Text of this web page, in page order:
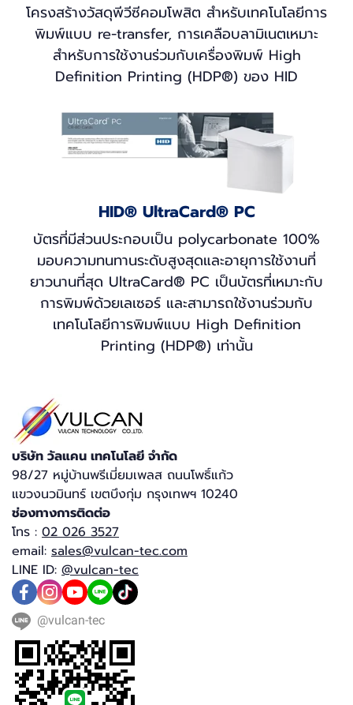
โครงสร้างวัสดุพีวีซีคอมโพสิต สำหรับเทคโนโลยีการ
พิมพ์แบบ re-transfer, การเคลือบลามิเนตเหมาะ
สำหรับการใช้งานร่วมกับเครื่องพิมพ์ High
Definition Printing (HDP®) ของ HID
HID® UltraCard® PC
บัตรที่มีส่วนประกอบเป็น polycarbonate 100%
มอบความทนทานระดับสูงสุดและอายุการใช้งานที่
ยาวนานที่สุด UltraCard® PC เป็นบัตรที่เหมาะกับ
การพิมพ์ด้วยเลเซอร์ และสามารถใช้งานร่วมกับ
เทคโนโลยีการพิมพ์แบบ High Definition
Printing (HDP®) เท่านั้น
บริษัท วัลแคน เทคโนโลยี จำกัด​
98/27 หมู่บ้านพรีเมี่ยมเพลส ถนนโพธิ์แก้ว
แขวงนวมินทร์ เขตบึงกุ่ม กรุงเทพฯ 10240​
ช่องทางการติดต่อ
โทร : 02 026 3527
email: sales@vulcan-tec.com
LINE ID: @vulcan-tec
@vulcan-tec